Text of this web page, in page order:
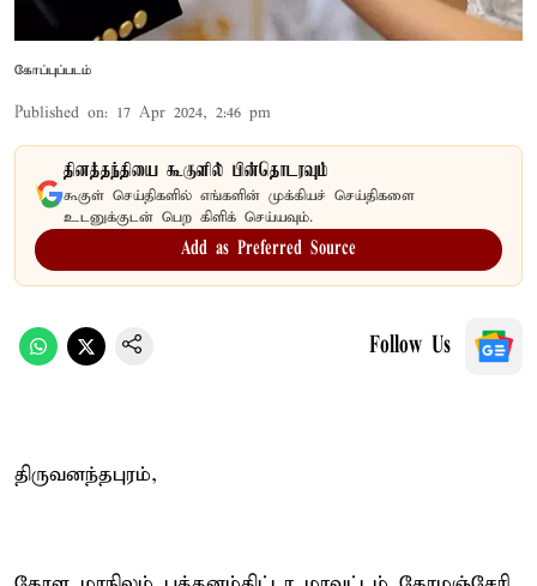
கோப்புப்படம்
Published on: 17 Apr 2024, 2:46 pm
தினத்தந்தியை கூகுளில் பின்தொடரவும்
கூகுள் செய்திகளில் எங்களின் முக்கியச் செய்திகளை
உடனுக்குடன் பெற கிளிக் செய்யவும்.
Add as Preferred Source
Follow Us
திருவனந்தபுரம்,